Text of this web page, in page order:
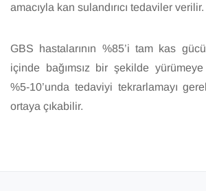
amacıyla kan sulandırıcı tedaviler verilir.
GBS hastalarının %85’i tam kas
içinde bağımsız bir şekilde
%5-10’unda tedaviyi tekrarlamayı
ortaya çıkabilir.